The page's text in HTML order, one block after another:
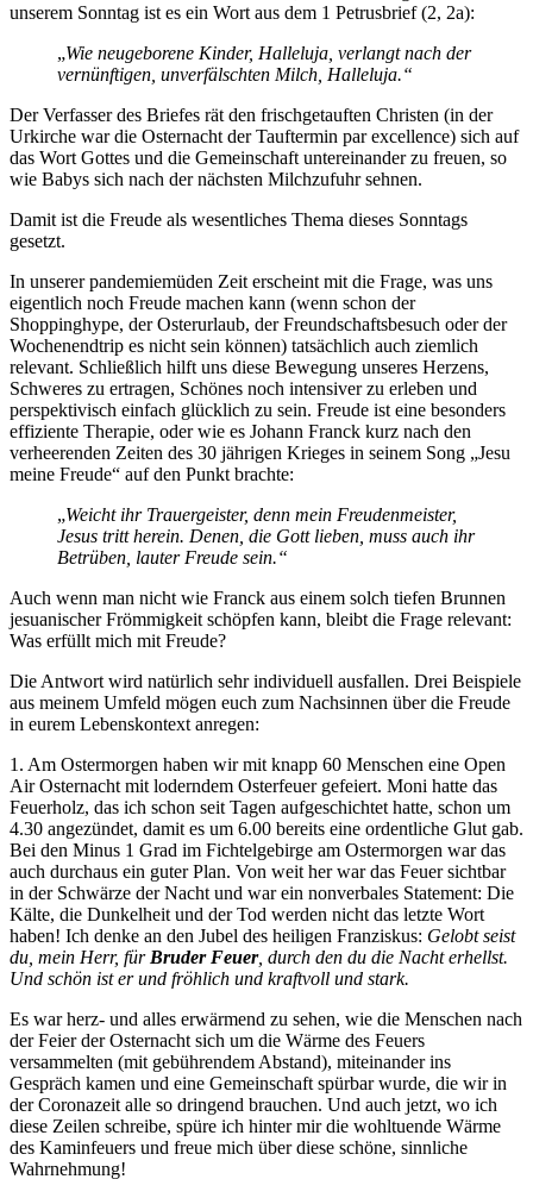
unserem Sonntag ist es ein Wort aus dem 1 Petrusbrief (2, 2a):
„Wie neugeborene Kinder, Halleluja, verlangt nach der
vernünftigen, unverfälschten Milch, Halleluja.“
Der Verfasser des Briefes rät den frischgetauften Christen (in der
Urkirche war die Osternacht der Tauftermin par excellence) sich auf
das Wort Gottes und die Gemeinschaft untereinander zu freuen, so
wie Babys sich nach der nächsten Milchzufuhr sehnen.
Damit ist die Freude als wesentliches Thema dieses Sonntags
gesetzt.
In unserer pandemiemüden Zeit erscheint mit die Frage, was uns
eigentlich noch Freude machen kann (wenn schon der
Shoppinghype, der Osterurlaub, der Freundschaftsbesuch oder der
Wochenendtrip es nicht sein können) tatsächlich auch ziemlich
relevant. Schließlich hilft uns diese Bewegung unseres Herzens,
Schweres zu ertragen, Schönes noch intensiver zu erleben und
perspektivisch einfach glücklich zu sein. Freude ist eine besonders
effiziente Therapie, oder wie es Johann Franck kurz nach den
verheerenden Zeiten des 30 jährigen Krieges in seinem Song „Jesu
meine Freude“ auf den Punkt brachte:
„Weicht ihr Trauergeister, denn mein Freudenmeister,
Jesus tritt herein. Denen, die Gott lieben, muss auch ihr
Betrüben, lauter Freude sein.“
Auch wenn man nicht wie Franck aus einem solch tiefen Brunnen
jesuanischer Frömmigkeit schöpfen kann, bleibt die Frage relevant:
Was erfüllt mich mit Freude?
Die Antwort wird natürlich sehr individuell ausfallen. Drei Beispiele
aus meinem Umfeld mögen euch zum Nachsinnen über die Freude
in eurem Lebenskontext anregen:
1. Am Ostermorgen haben wir mit knapp 60 Menschen eine Open
Air Osternacht mit loderndem Osterfeuer gefeiert. Moni hatte das
Feuerholz, das ich schon seit Tagen aufgeschichtet hatte, schon um
4.30 angezündet, damit es um 6.00 bereits eine ordentliche Glut gab.
Bei den Minus 1 Grad im Fichtelgebirge am Ostermorgen war das
auch durchaus ein guter Plan. Von weit her war das Feuer sichtbar
in der Schwärze der Nacht und war ein nonverbales Statement: Die
Kälte, die Dunkelheit und der Tod werden nicht das letzte Wort
haben! Ich denke an den Jubel des heiligen Franziskus: Gelobt seist
du, mein Herr, fürBruder Feuer, durch den du die Nacht erhellst.
Und schön ist er und fröhlich und kraftvoll und stark.
Es war herz- und alles erwärmend zu sehen, wie die Menschen nach
der Feier der Osternacht sich um die Wärme des Feuers
versammelten (mit gebührendem Abstand), miteinander ins
Gespräch kamen und eine Gemeinschaft spürbar wurde, die wir in
der Coronazeit alle so dringend brauchen. Und auch jetzt, wo ich
diese Zeilen schreibe, spüre ich hinter mir die wohltuende Wärme
des Kaminfeuers und freue mich über diese schöne, sinnliche
Wahrnehmung!